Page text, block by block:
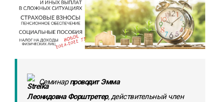
Семинарпроводит Эмма
ЛеонидовнаФорштретер, действительный член